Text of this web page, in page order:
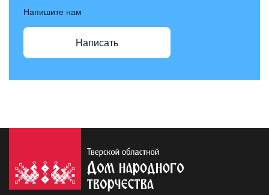
Напишите нам
Написать